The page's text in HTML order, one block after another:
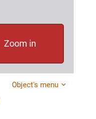
Zoom in
Object's menu